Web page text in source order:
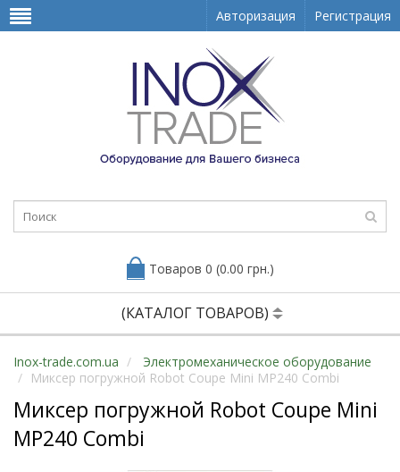
Авторизация Регистрация
Товаров 0 (0.00 грн.)
(КАТАЛОГ ТОВАРОВ)
Inox-trade.com.ua
Электромеханическое оборудование
Миксер погружной Robot Coupe Mini MP240 Combi
Миксер погружной Robot Coupe Mini
MP240 Combi